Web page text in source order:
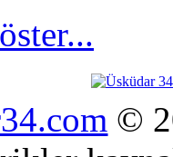
©